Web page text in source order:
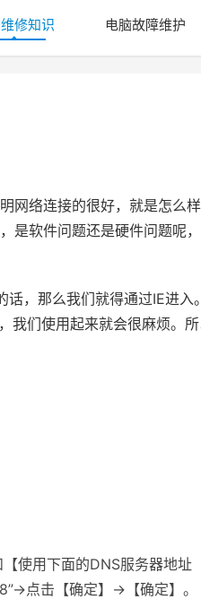
修知识 电脑故障维护
网络连接的很好，就是怎么
是软件问题还是硬件问题呢
，那么我们就得通过IE进入。
我们使用起来就会很麻烦。
使用下面的DNS服务器地址
点击【确定】→【确定】。